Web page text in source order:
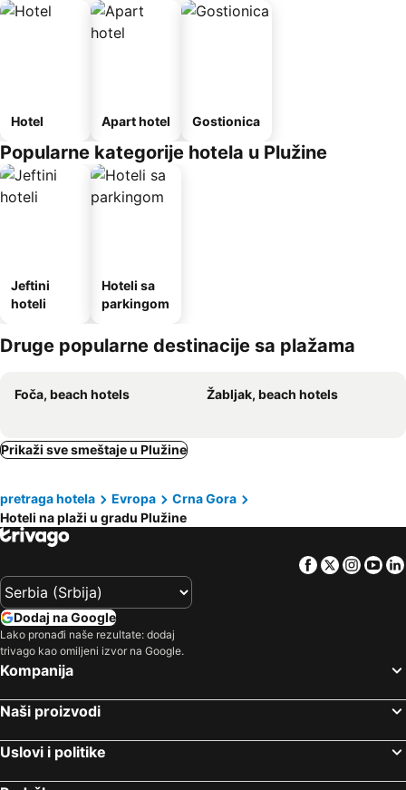
Hotel Apart hotel Gostionica
Popularne kategorije hotela u Plužine
Jeftini
hoteli
Hoteli sa
parkingom
Druge popularne destinacije sa plažama
Foča, beach hotels Žabljak, beach hotels
Prikaži sve smeštaje u Plužine
pretraga hotela Evropa
Crna Gora
Hoteli na plaži u gradu Plužine
Facebook
Twitter
Dodaj na Google
Lako pronađi naše rezultate: dodaj
trivago kao omiljeni izvor na Google.
Kompanija
Naši proizvodi
Uslovi i politike